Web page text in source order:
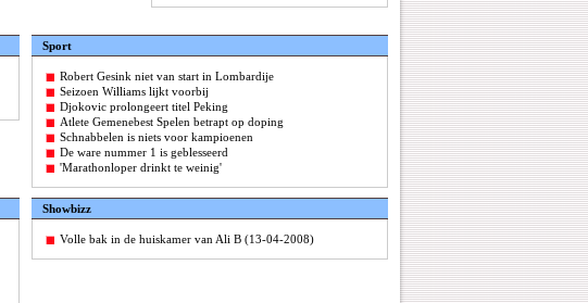
Sport
Robert Gesink niet van start in Lombardije
Seizoen Williams lijkt voorbij
Djokovic prolongeert titel Peking
Atlete Gemenebest Spelen betrapt op doping
Schnabbelen is niets voor kampioenen
De ware nummer 1 is geblesseerd
'Marathonloper drinkt te weinig'
Showbizz
Volle bak in de huiskamer van Ali B (13-04-2008)